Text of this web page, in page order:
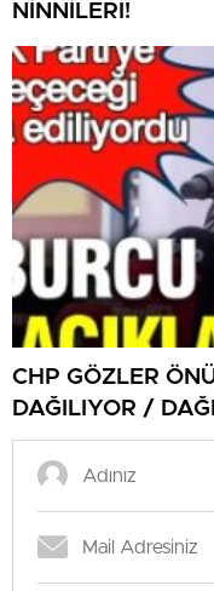
NİNNİLERİ!
CHP GÖZLER
DAĞILIYOR /